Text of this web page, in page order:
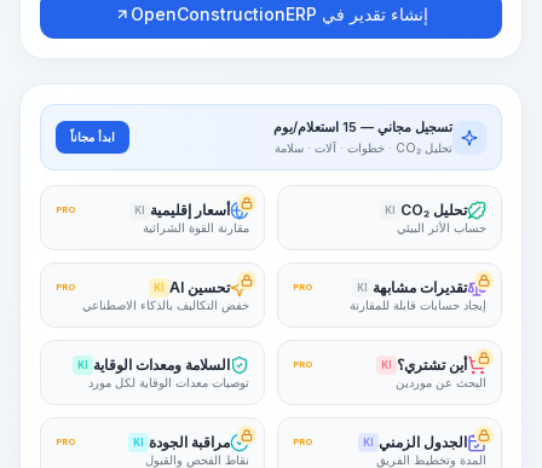
إنشاء تقدير في OpenConstructionERP
تسجيل مجاني — 15 استعلام/يوم
تحليل CO₂ · خطوات · آلات · سلامة
ابدأ مجاناً
تحليل CO₂ KI
حساب الأثر البيئي
أسعار إقليمية KI
PRO
مقارنة القوة الشرائية
تقديرات مشابهة KI
PRO
إيجاد حسابات قابلة للمقارنة
تحسين AI KI
PRO
خفض التكاليف بالذكاء الاصطناعي
أين تشتري؟ KI
PRO
البحث عن موردين
السلامة ومعدات الوقاية KI
توصيات معدات الوقاية لكل مورد
الجدول الزمني KI
PRO
المدة وتخطيط الفريق
مراقبة الجودة KI
PRO
نقاط الفحص والقبول